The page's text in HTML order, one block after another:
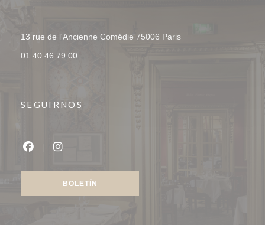
13 rue de l'Ancienne Comédie 75006 Paris((abre en una nueva
01 40 46 79 00
SEGUIRNOS
BOLETÍN